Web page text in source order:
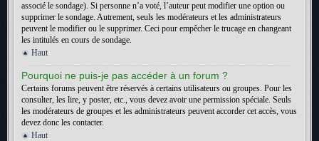
associé le sondage). Si personne n’a voté, l’auteur peut modifier une option ou
supprimer le sondage. Autrement, seuls les modérateurs et les administrateurs
peuvent le modifier ou le supprimer. Ceci pour empêcher le trucage en changeant
les intitulés en cours de sondage.
Haut
Pourquoi ne puis-je pas accéder à un forum ?
Certains forums peuvent être réservés à certains utilisateurs ou groupes. Pour les
consulter, les lire, y poster, etc., vous devez avoir une permission spéciale. Seuls
les modérateurs de groupes et les administrateurs peuvent accorder cet accès, vous
devez donc les contacter.
Haut